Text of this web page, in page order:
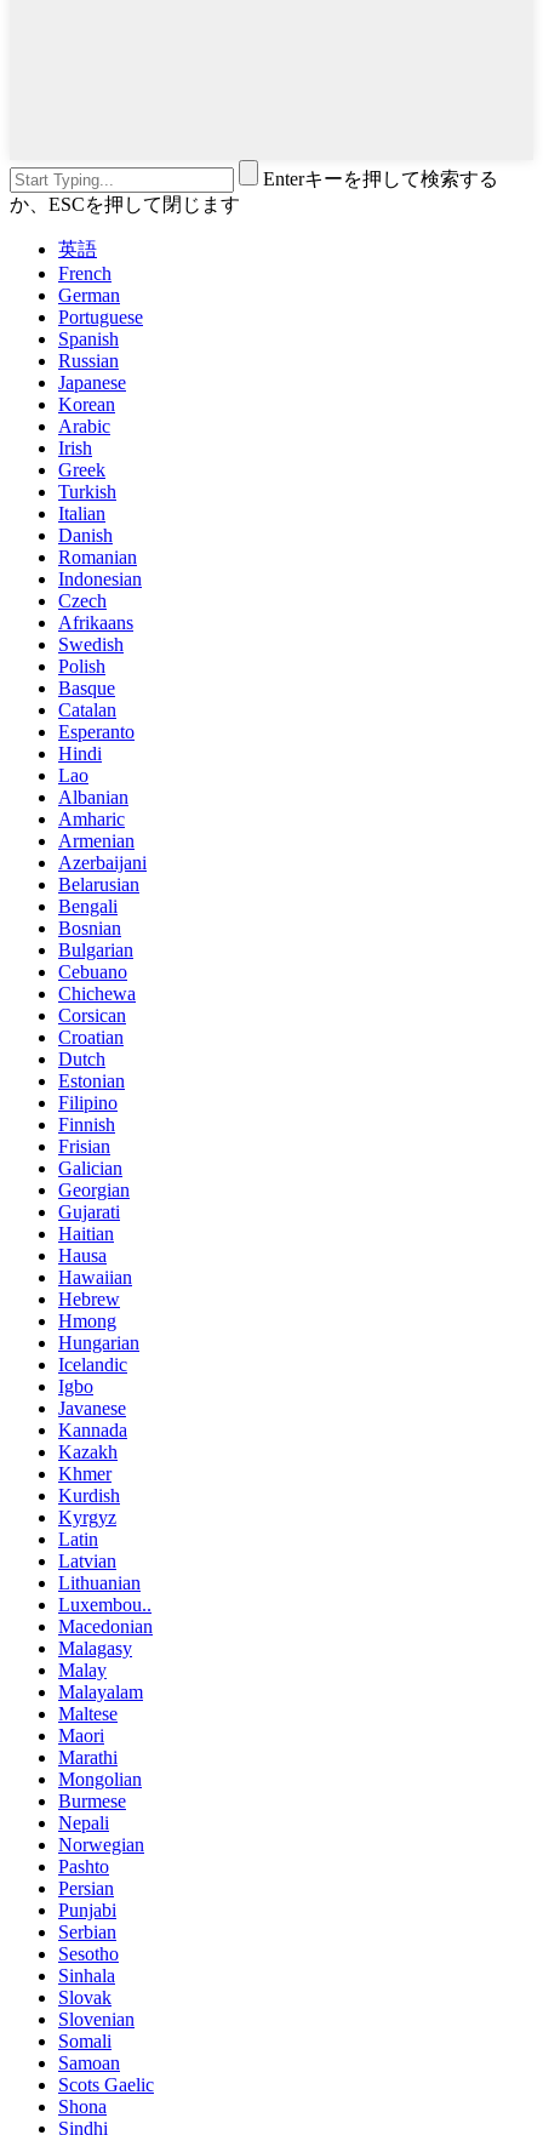
Enterキーを押して検索する
か、ESCを押して閉じます
英語
French
German
Portuguese
Spanish
Russian
Japanese
Korean
Arabic
Irish
Greek
Turkish
Italian
Danish
Romanian
Indonesian
Czech
Afrikaans
Swedish
Polish
Basque
Catalan
Esperanto
Hindi
Lao
Albanian
Amharic
Armenian
Azerbaijani
Belarusian
Bengali
Bosnian
Bulgarian
Cebuano
Chichewa
Corsican
Croatian
Dutch
Estonian
Filipino
Finnish
Frisian
Galician
Georgian
Gujarati
Haitian
Hausa
Hawaiian
Hebrew
Hmong
Hungarian
Icelandic
Igbo
Javanese
Kannada
Kazakh
Khmer
Kurdish
Kyrgyz
Latin
Latvian
Lithuanian
Luxembou..
Macedonian
Malagasy
Malay
Malayalam
Maltese
Maori
Marathi
Mongolian
Burmese
Nepali
Norwegian
Pashto
Persian
Punjabi
Serbian
Sesotho
Sinhala
Slovak
Slovenian
Somali
Samoan
Scots Gaelic
Shona
Sindhi